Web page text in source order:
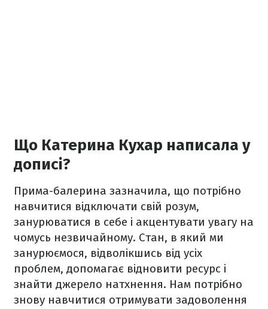
Що Катерина Кухар написала у
дописі?
Прима-балерина зазначила, що потрібно
навчитися відключати свій розум,
занурюватися в себе і акцентувати увагу на
чомусь незвичайному. Стан, в який ми
занурюємося, відволікшись від усіх
проблем, допомагає відновити ресурс і
знайти джерело натхнення. Нам потрібно
знову навчитися отримувати задоволення